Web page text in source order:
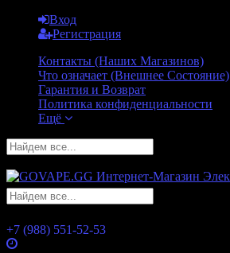
Вход
Регистрация
Контакты (Наших Магазинов)
Что означает (Внешнее Состояние)
Гарантия и Возврат
Политика конфиденциальности
Ещё
+7 (988) 551-52-53